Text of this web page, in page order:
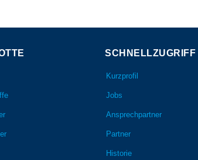
SCHNELLZUGRIFF
Kurzprofil
Jobs
Ansprechpartner
Partner
Historie